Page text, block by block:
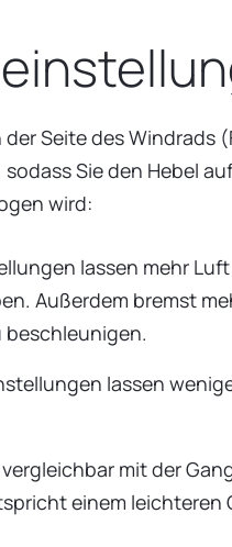
Seite des
Sie den Hebel
wird:
lassen mehr
Außerdem bremst
beschleunigen.
lassen
mit der
einem leichteren